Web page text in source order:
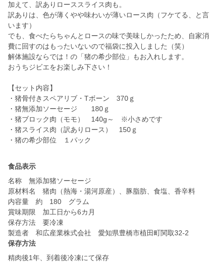
加えて、訳ありローススライス肉も。
訳ありは、色が薄くやや味わいが薄いロース肉（フケてる、と言
います）
でも、食べたらちゃんとロースの味で美味しかったため、自家消
費に回すのはもったいないので福袋に投入しました（笑）
解体施設ならでは！の「猪の希少部位」もお入れします。
おうちジビエをお楽しみ下さい！
【セット内容】
・猪骨付きスペアリブ・Tボーン 370ｇ
・猪無添加ソーセージ 180ｇ
・猪ブロック肉（モモ） 140g～ ※小さめです
・猪スライス肉（訳ありロース） 150ｇ
食品表示
名称 無添加猪ソーセージ
原材料名 猪肉（熱海・湯河原産）、豚脂肪、食塩、香辛料
内容量 約 180 グラム
賞味期限 加工日から6カ月
保存方法 要冷凍
製造者 和広産業株式会社 愛知県豊橋市植田町関取32-2
保存方法
精肉後1年、到着後冷凍にて保存